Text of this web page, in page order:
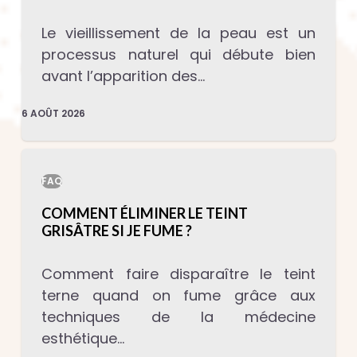
Le vieillissement de la peau est un
processus naturel qui débute bien
avant l’apparition des…
6 AOÛT 2026
FAQ
COMMENT ÉLIMINER LE TEINT
GRISÂTRE SI JE FUME ?
Comment faire disparaître le teint
terne quand on fume grâce aux
techniques de la médecine
esthétique…